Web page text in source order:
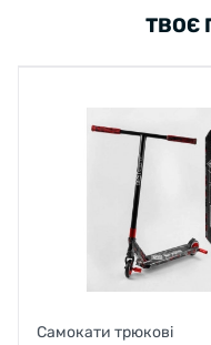
ТВОЄ
Самокати трюкові